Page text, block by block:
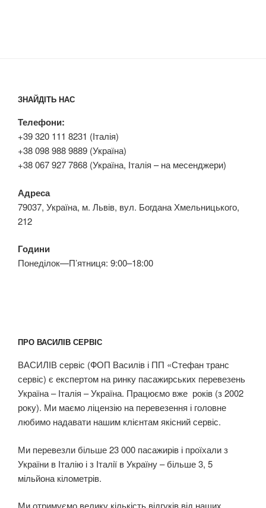
ЗНАЙДІТЬ НАС
Телефони:
+39 320 111 8231 (Італія)
+38 098 988 9889 (Україна)
+38 067 927 7868 (Україна, Італія – на месенджери)
Адреса
79037, Україна, м. Львів, вул. Богдана Хмельницького,
212
Години
Понеділок—П’ятниця: 9:00–18:00
ПРО ВАСИЛІВ СЕРВІС
ВАСИЛІВ сервіс (ФОП Василів і ПП «Стефан транс
сервіс) є експертом на ринку пасажирських перевезень
Україна – Італія – Україна. Працюємо вже років (з 2002
року). Ми маємо ліцензію на перевезення і головне
любимо надавати нашим клієнтам якісний сервіс.
Ми перевезли більше 23 000 пасажирів і проїхали з
України в Італію і з Італії в Україну – більше 3, 5
мільйона кілометрів.
Ми отримуємо велику кількість відгуків від наших